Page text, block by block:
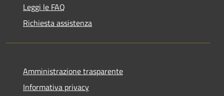
Leggi le FAQ
Richiesta assistenza
Amministrazione trasparente
Informativa privacy